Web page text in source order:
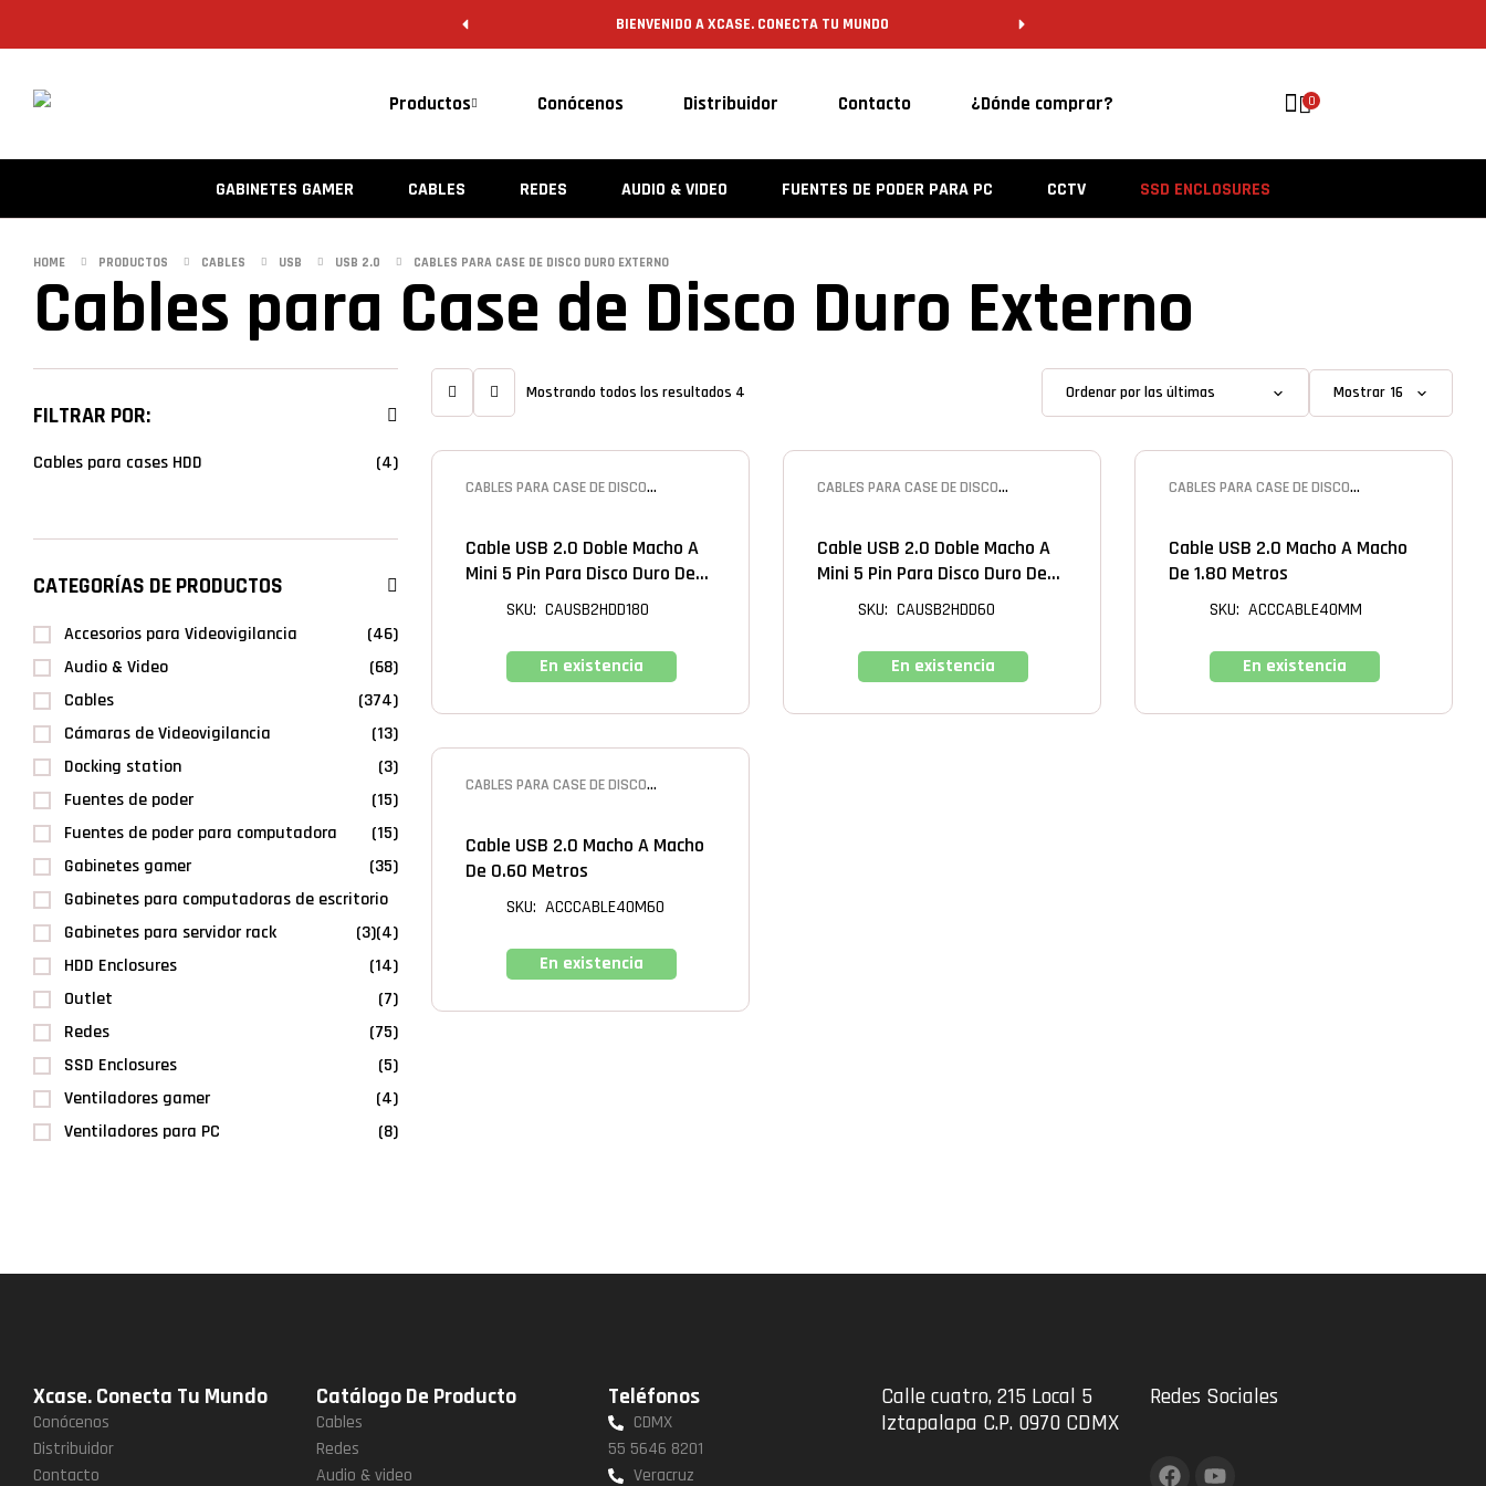
BIENVENIDO A XCASE. CONECTA TU MUNDO
Productos Conócenos Distribuidor Contacto ¿Dónde comprar? 0
GABINETES GAMER CABLES REDES AUDIO & VIDEO FUENTES DE PODER PARA PC CCTV SSD ENCLOSURES
HOME PRODUCTOS CABLES USB USB 2.0 CABLES PARA CASE DE DISCO DURO EXTERNO
Cables para Case de Disco Duro Externo
Mostrando todos los resultados 4 Mostrar
CABLES PARA CASE DE DISCO
Cable USB 2.0 Doble Macho A
Mini 5 Pin Para Disco Duro De
1.80 Metros
SKU: CAUSB2HDD180
En existencia
CABLES PARA CASE DE DISCO
Cable USB 2.0 Doble Macho A
Mini 5 Pin Para Disco Duro De
0.60 Metros
SKU: CAUSB2HDD60
En existencia
CABLES PARA CASE DE DISCO
Cable USB 2.0 Macho A Macho
De 1.80 Metros
SKU: ACCCABLE40MM
En existencia
CABLES PARA CASE DE DISCO
Cable USB 2.0 Macho A Macho
De 0.60 Metros
SKU: ACCCABLE40M60
En existencia
FILTRAR POR:
Cables para cases HDD (4)
CATEGORÍAS DE PRODUCTOS
Accesorios para Videovigilancia
(46)
Audio & Video
(68)
Cables
(374)
Cámaras de Videovigilancia
(13)
Docking station
(3)
Fuentes de poder
(15)
Fuentes de poder para computadora
(15)
Gabinetes gamer
(35)
Gabinetes para computadoras de escritorio
(4)
Gabinetes para servidor rack
(3)
HDD Enclosures
(14)
Outlet
(7)
Redes
(75)
SSD Enclosures
(5)
Ventiladores gamer
(4)
Ventiladores para PC
(8)
Xcase. Conecta Tu Mundo
Conócenos
Distribuidor
Contacto
Catálogo De Producto
Cables
Redes
Audio & video
Teléfonos
CDMX
55 5646 8201
Veracruz
Calle cuatro, 215 Local 5
Iztapalapa C.P. 0970 CDMX
Redes Sociales